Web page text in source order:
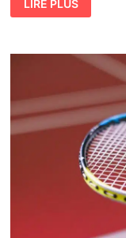
PLUS
GRANDS
BADMINTON
LIRE PLUS